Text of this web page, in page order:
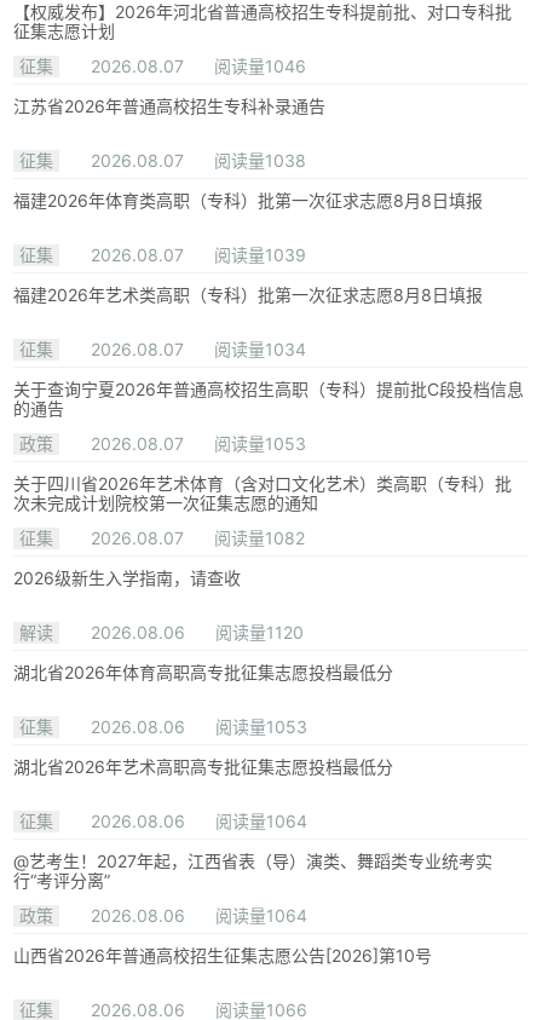
【权威发布】2026年河北省普通高校招生专科提前批、对口专科批
征集志愿计划
征集
2026.08.07
阅读量1046
江苏省2026年普通高校招生专科补录通告
征集 2026.08.07
阅读量1038
福建2026年体育类高职（专科）批第一次征求志愿8月8日填报
征集 2026.08.07
阅读量1039
福建2026年艺术类高职（专科）批第一次征求志愿8月8日填报
征集 2026.08.07
阅读量1034
关于查询宁夏2026年普通高校招生高职（专科）提前批C段投档信息
的通告
政策
2026.08.07
阅读量1053
关于四川省2026年艺术体育（含对口文化艺术）类高职（专科）批
次未完成计划院校第一次征集志愿的通知
征集
2026.08.07
阅读量1082
2026级新生入学指南，请查收
解读 2026.08.06
阅读量1120
湖北省2026年体育高职高专批征集志愿投档最低分
征集 2026.08.06
阅读量1053
湖北省2026年艺术高职高专批征集志愿投档最低分
征集 2026.08.06
阅读量1064
@艺考生！2027年起，江西省表（导）演类、舞蹈类专业统考实
行“考评分离”
政策
2026.08.06
阅读量1064
山西省2026年普通高校招生征集志愿公告[2026]第10号
征集 2026.08.06
阅读量1066